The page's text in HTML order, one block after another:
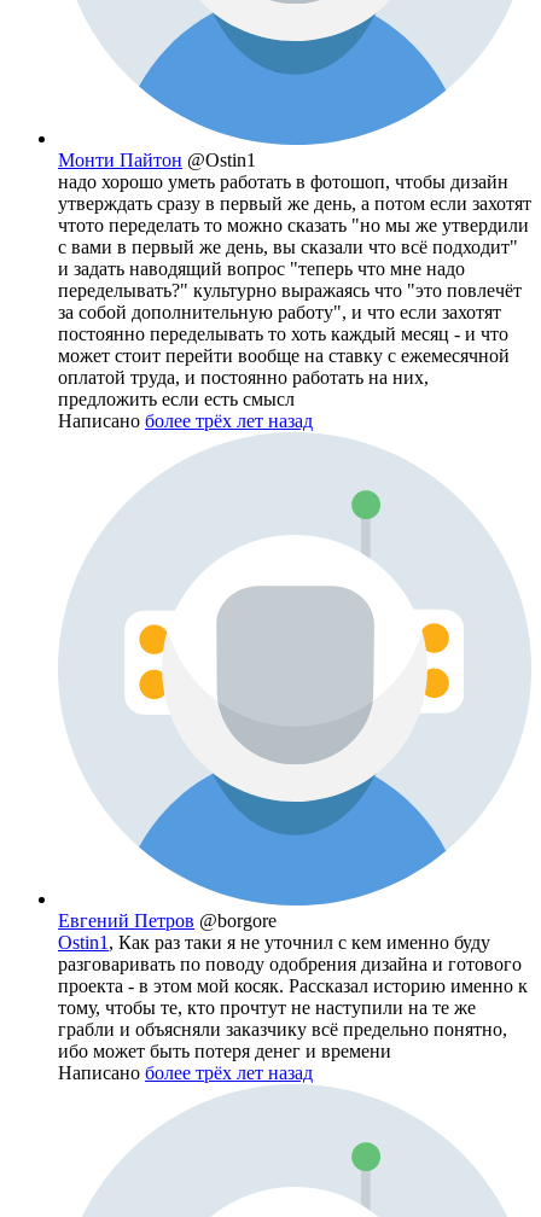
Монти Пайтон @Ostin1
надо хорошо уметь работать в фотошоп, чтобы дизайн
утверждать сразу в первый же день, а потом если захотят
чтото переделать то можно сказать "но мы же утвердили
с вами в первый же день, вы сказали что всё подходит"
и задать наводящий вопрос "теперь что мне надо
переделывать?" культурно выражаясь что "это повлечёт
за собой дополнительную работу", и что если захотят
постоянно переделывать то хоть каждый месяц - и что
может стоит перейти вообще на ставку с ежемесячной
оплатой труда, и постоянно работать на них,
предложить если есть смысл
Написано более трёх лет назад
Евгений Петров @borgore
Ostin1 , Как раз таки я не уточнил с кем именно буду
разговаривать по поводу одобрения дизайна и готового
проекта - в этом мой косяк. Рассказал историю именно к
тому, чтобы те, кто прочтут не наступили на те же
грабли и объясняли заказчику всё предельно понятно,
ибо может быть потеря денег и времени
Написано более трёх лет назад